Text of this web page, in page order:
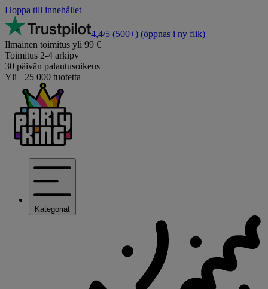
Hoppa till innehållet
4,4/5 (500+) (öppnas i ny flik)
Ilmainen toimitus yli 99 €
Toimitus 2-4 arkipv
30 päivän palautusoikeus
Yli +25 000 tuotetta
Kategoriat